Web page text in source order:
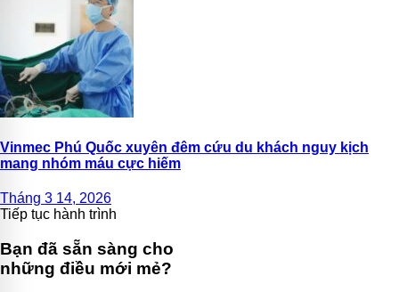
Vinmec Phú Quốc xuyên đêm cứu du khách nguy kịch
mang nhóm máu cực hiếm
Tháng 3 14, 2026
Tiếp tục hành trình
Bạn đã sẵn sàng cho
những điều mới mẻ?